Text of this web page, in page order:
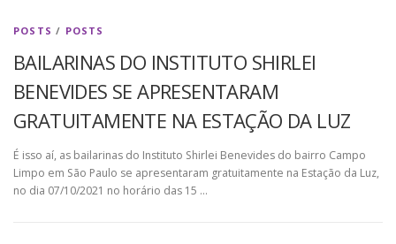
POSTS / POSTS
BAILARINAS DO INSTITUTO SHIRLEI
BENEVIDES SE APRESENTARAM
GRATUITAMENTE NA ESTAÇÃO DA LUZ
É isso aí, as bailarinas do Instituto Shirlei Benevides do bairro Campo
Limpo em São Paulo se apresentaram gratuitamente na Estação da Luz,
no dia 07/10/2021 no horário das 15 …